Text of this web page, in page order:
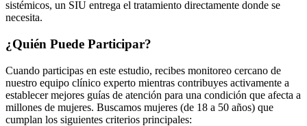
sistémicos, un SIU entrega el tratamiento directamente donde se
necesita.
¿Quién Puede Participar?
Cuando participas en este estudio, recibes monitoreo cercano de
nuestro equipo clínico experto mientras contribuyes activamente a
establecer mejores guías de atención para una condición que afecta a
millones de mujeres. Buscamos mujeres (de 18 a 50 años) que
cumplan los siguientes criterios principales: